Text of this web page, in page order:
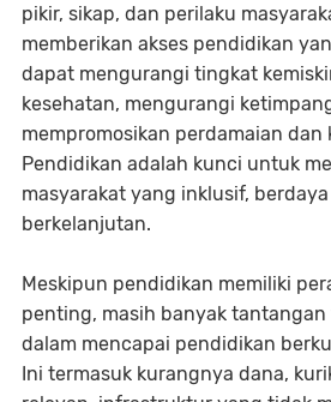
pikir, sikap, dan perilaku
memberikan akses pendidikan
dapat mengurangi tingkat
kesehatan, mengurangi
mempromosikan perdamaian dan
Pendidikan adalah kunci untuk
masyarakat yang inklusif,
berkelanjutan.
Meskipun pendidikan memiliki
penting, masih banyak
dalam mencapai pendidikan
Ini termasuk kurangnya dana,